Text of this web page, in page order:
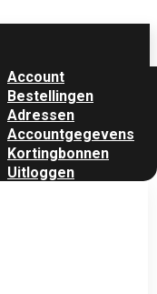
Account
Bestellingen
Adressen
Accountgegevens
Kortingbonnen
Uitloggen